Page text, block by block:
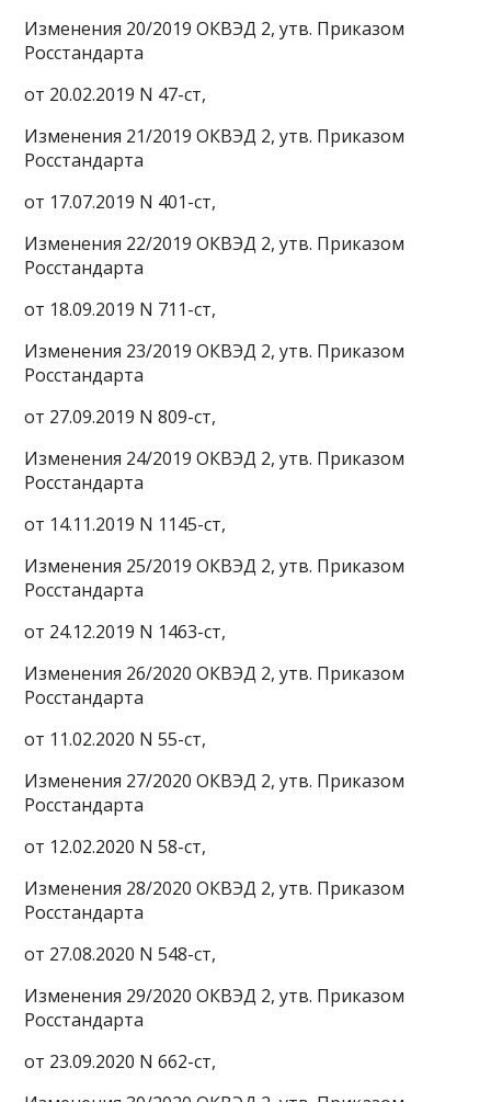
Изменения 20/2019 ОКВЭД 2, утв. Приказом
Росстандарта
от 20.02.2019 N 47-ст,
Изменения 21/2019 ОКВЭД 2, утв. Приказом
Росстандарта
от 17.07.2019 N 401-ст,
Изменения 22/2019 ОКВЭД 2, утв. Приказом
Росстандарта
от 18.09.2019 N 711-ст,
Изменения 23/2019 ОКВЭД 2, утв. Приказом
Росстандарта
от 27.09.2019 N 809-ст,
Изменения 24/2019 ОКВЭД 2, утв. Приказом
Росстандарта
от 14.11.2019 N 1145-ст,
Изменения 25/2019 ОКВЭД 2, утв. Приказом
Росстандарта
от 24.12.2019 N 1463-ст,
Изменения 26/2020 ОКВЭД 2, утв. Приказом
Росстандарта
от 11.02.2020 N 55-ст,
Изменения 27/2020 ОКВЭД 2, утв. Приказом
Росстандарта
от 12.02.2020 N 58-ст,
Изменения 28/2020 ОКВЭД 2, утв. Приказом
Росстандарта
от 27.08.2020 N 548-ст,
Изменения 29/2020 ОКВЭД 2, утв. Приказом
Росстандарта
от 23.09.2020 N 662-ст,